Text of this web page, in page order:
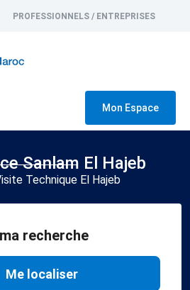
PROFESSIONNELS / ENTREPRISES
Mon Espace
Sanlam El Hajeb
Technique El Hajeb
recherche
Me localiser